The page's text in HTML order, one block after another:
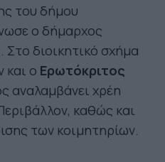
του δήμου
ο δήμαρχος
διοικητικό σχήμα
και ο Ερωτόκριτος
αναλαμβάνει χρέη
καθώς και
των κοιμητηρίων.